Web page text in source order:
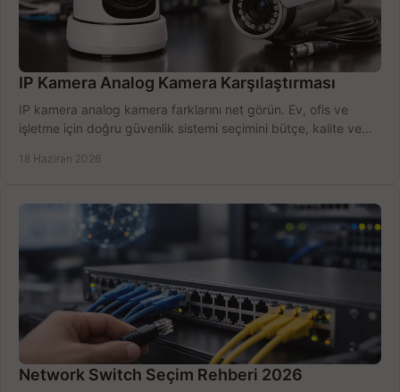
IP Kamera Analog Kamera Karşılaştırması
IP kamera analog kamera farklarını net görün. Ev, ofis ve
işletme için doğru güvenlik sistemi seçimini bütçe, kalite ve
18 Haziran 2026
Network Switch Seçim Rehberi 2026